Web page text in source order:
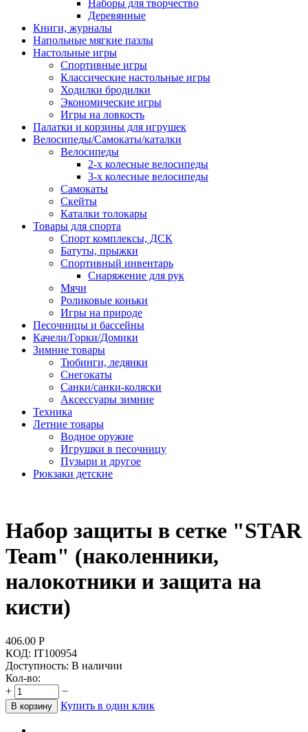
Наборы для творчество
Деревянные
Книги, журналы
Напольные мягкие пазлы
Настольные игры
Спортивные игры
Классические настольные игры
Ходилки бродилки
Экономические игры
Игры на ловкость
Палатки и корзины для игрушек
Велосипеды/Самокаты/каталки
Велосипеды
2-х колесные велосипеды
3-х колесные велосипеды
Самокаты
Скейты
Каталки толокары
Товары для спорта
Спорт комплексы, ДСК
Батуты, прыжки
Спортивный инвентарь
Снаряжение для рук
Мячи
Роликовые коньки
Игры на природе
Песочницы и бассейны
Качели/Горки/Домики
Зимние товары
Тюбинги, ледянки
Снегокаты
Санки/санки-коляски
Аксессуары зимние
Техника
Летние товары
Водное оружие
Игрушки в песочницу
Пузыри и другое
Рюкзаки детские
Набор защиты в сетке "STAR
Team" (наколенники,
налокотники и защита на
кисти)
406.00 Р
КОД: IT100954
Доступность: В наличии
Кол-во:
+
−
В корзину Купить в один клик